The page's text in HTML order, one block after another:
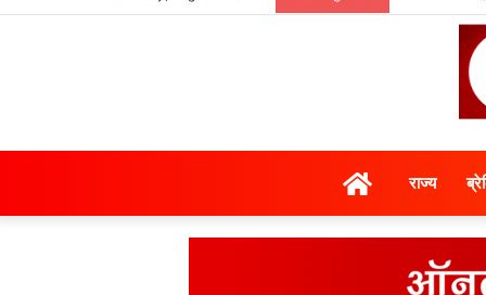
होम राज्‍य